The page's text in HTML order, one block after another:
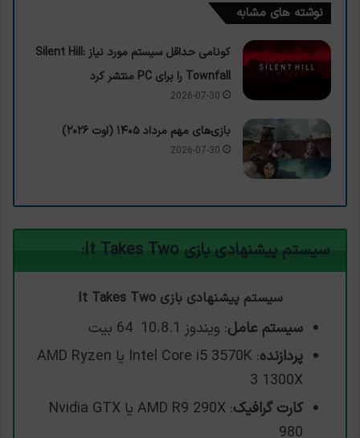
نوشته های مشابه
کونامی حداقل سیستم مورد نیاز Silent Hill:
Townfall را برای PC منتشر کرد
2026-07-30
بازی‌های مهم مرداد ۱۴۰۵ (اوت ۲۰۲۶)
2026-07-30
سیستم پیشنهادی بازی It Takes Two:
سیستم پیشنهادی بازی It Takes Two
سیستم عامل: ویندوز 10،8.1 64 بیت
پردازنده
: Intel Core i5 3570K یا AMD Ryzen
3 1300X
کارت گرافیک
: AMD R9 290X یا Nvidia GTX
980